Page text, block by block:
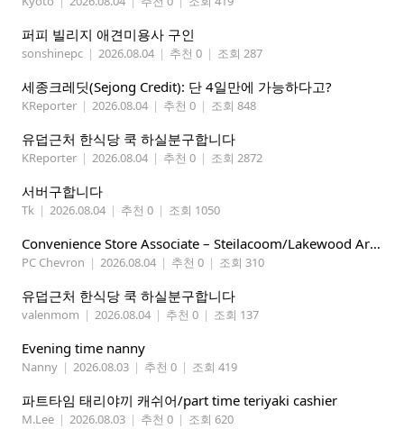
퍼피 빌리지 애견미용사 구인
sonshinepc | 2026.08.04 | 추천 0 | 조회 287
세종크레딧(Sejong Credit): 단 4일만에 가능하다고?
KReporter | 2026.08.04 | 추천 0 | 조회 848
유덥근처 한식당 쿡 하실분구합니다
KReporter | 2026.08.04 | 추천 0 | 조회 2872
서버구합니다
Tk | 2026.08.04 | 추천 0 | 조회 1050
Convenience Store Associate – Steilacoom/Lakewood Area, $19 -$21/hr
PC Chevron | 2026.08.04 | 추천 0 | 조회 310
유덥근처 한식당 쿡 하실분구합니다
valenmom | 2026.08.04 | 추천 0 | 조회 137
Evening time nanny
Nanny | 2026.08.03 | 추천 0 | 조회 419
파트타임 태리야끼 캐쉬어/part time teriyaki cashier
M.Lee | 2026.08.03 | 추천 0 | 조회 620